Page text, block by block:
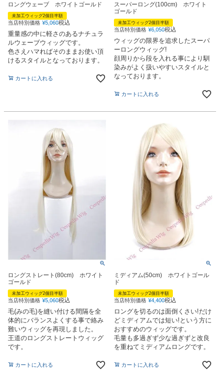
ロングウェーブ ホワイトゴールド
未加工ウィッグ2個目半額
当店特別価格 ¥5,060税込
重量感の中に軽さのあるナチュラ
ルウェーブウィッグです。
色さえハマればそのままお使い頂
けるスタイルとなっております。
カートに入れる
スーパーロング(100cm) ホワイト
ゴールド
未加工ウィッグ2個目半額
当店特別価格 ¥6,050税込
ウィッグの限界を追求したスーパ
ーロングウィッグ!
顔周りから段を入れる事により馴
染みがよく扱いやすいスタイルと
なっております。
カートに入れる
ロングストレート(80cm) ホワイト
ゴールド
未加工ウィッグ2個目半額
当店特別価格 ¥5,060税込
毛(みの毛)を縫い付ける間隔を全
体的にバランスよくする事で絡み
難いウィッグを再現しました。
王道のロングストレートウィッグ
です。
カートに入れる
ミディアム(50cm) ホワイトゴール
ド
未加工ウィッグ2個目半額
当店特別価格 ¥4,400税込
ロングを切るのは面倒くさい!だけ
どミディアムでは短い!という方に
おすすめのウィッグです。
毛量も多過ぎず少な過ぎずと改良
を重ねてミディアムロングです。
カートに入れる